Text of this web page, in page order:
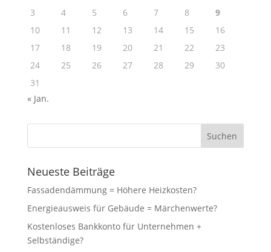
3
4 5 6 7 8
9
10
11 12 13 14 15
16
17
18 19 20 21 22
23
24
25 26 27 28 29
30
31
« Jan.
Neueste Beiträge
Fassadendämmung = Höhere Heizkosten?
Energieausweis für Gebäude = Märchenwerte?
Kostenloses Bankkonto für Unternehmen +
Selbständige?